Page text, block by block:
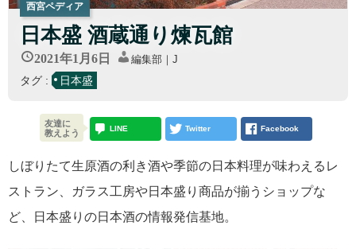
西宮ペディア
日本盛 酒蔵通り煉瓦館
2021年1月6日 編集部｜J
タグ : 日本盛
しぼりたて生原酒の利き酒や季節の日本料理が味わえるレ
ストラン、ガラス工房や日本盛り商品が揃うショップな
ど、日本盛りの日本酒の情報発信基地。
友達に
教えよう
LINE Twitter Facebook